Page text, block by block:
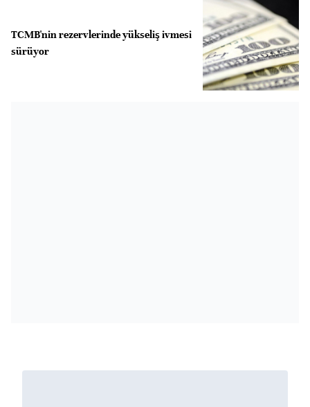
TCMB'nin rezervlerinde yükseliş ivmesi
sürüyor